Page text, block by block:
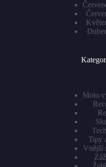
Moto
Tipy
Vnější